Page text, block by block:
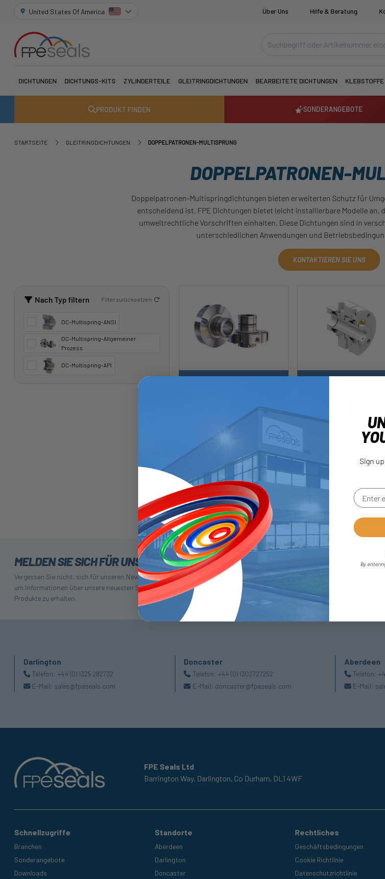
United States Of America Über Uns Hilfe & Beratung
DICHTUNGEN DICHTUNGS-KITS ZYLINDERTEILE GLEITRINGDICHTUNGEN BEARBEITETE DICHTUNGEN KLEBSTOFFE
PRODUKT FINDEN SONDERANGEBOTE
STARTSEITE GLEITRINGDICHTUNGEN DOPPELPATRONEN-MULTISPRUNG
DOPPELPATRONEN-
Doppelpatronen-Multispringdichtungen bieten erweiterten Schutz für
entscheidend ist. FPE Dichtungen bietet leicht installierbare Modelle an,
umweltrechtliche Vorschriften einhalten. Diese Dichtungen sind in
unterschiedlichen Anwendungen und
KONTAKTIEREN SIE UNS
Nach Typ filtern Filter zurücksetzen
DC-Multispring-ANSI
DC-Multispring-Allgemeiner
Prozess
DC-Multispring-API
VTSE-Schlämme-Dichtung VTSMS/VBTSMS-Dual
MELDEN SIE SICH FÜR UNSEREN NEWSLETTER AN
Vergessen Sie nicht, sich für unseren Newsletter anzumelden,
um Informationen über unsere neuesten Sonderangebote und
Produkte zu erhalten.
Darlington
Telefon: +44 (0) 1325 282732
E-Mail: sales@fpeseals.com
Doncaster
Telefon: +44 (0) 1302727252
E-Mail: doncaster@fpeseals.com
Aberdeen
Telefon:
E-Mail:
FPE Seals Ltd
Barrington Way, Darlington, Co Durham, DL1 4WF
Schnellzugriffe
Branchen
Sonderangebote
Downloads
Standorte
Aberdeen
Darlington
Doncaster
Rechtliches
Geschäftsbedingungen
Cookie Richtlinie
Datenschutzrichtlinie
Sign
By